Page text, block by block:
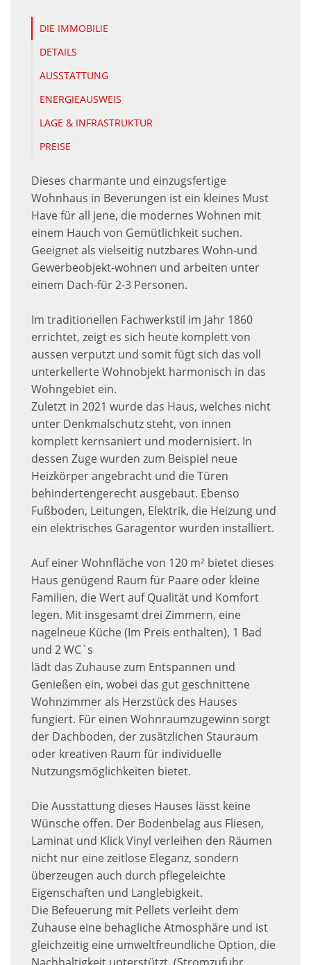
DIE IMMOBILIE
DETAILS
AUSSTATTUNG
ENERGIEAUSWEIS
LAGE & INFRASTRUKTUR
PREISE
Dieses charmante und einzugsfertige
Wohnhaus in Beverungen ist ein kleines Must
Have für all jene, die modernes Wohnen mit
einem Hauch von Gemütlichkeit suchen.
Geeignet als vielseitig nutzbares Wohn-und
Gewerbeobjekt-wohnen und arbeiten unter
einem Dach-für 2-3 Personen.
Im traditionellen Fachwerkstil im Jahr 1860
errichtet, zeigt es sich heute komplett von
aussen verputzt und somit fügt sich das voll
unterkellerte Wohnobjekt harmonisch in das
Wohngebiet ein.
Zuletzt in 2021 wurde das Haus, welches nicht
unter Denkmalschutz steht, von innen
komplett kernsaniert und modernisiert. In
dessen Zuge wurden zum Beispiel neue
Heizkörper angebracht und die Türen
behindertengerecht ausgebaut. Ebenso
Fußboden, Leitungen, Elektrik, die Heizung und
ein elektrisches Garagentor wurden installiert.
Auf einer Wohnfläche von 120 m² bietet dieses
Haus genügend Raum für Paare oder kleine
Familien, die Wert auf Qualität und Komfort
legen. Mit insgesamt drei Zimmern, eine
nagelneue Küche (Im Preis enthalten), 1 Bad
und 2 WC`s
lädt das Zuhause zum Entspannen und
Genießen ein, wobei das gut geschnittene
Wohnzimmer als Herzstück des Hauses
fungiert. Für einen Wohnraumzugewinn sorgt
der Dachboden, der zusätzlichen Stauraum
oder kreativen Raum für individuelle
Nutzungsmöglichkeiten bietet.
Die Ausstattung dieses Hauses lässt keine
Wünsche offen. Der Bodenbelag aus Fliesen,
Laminat und Klick Vinyl verleihen den Räumen
nicht nur eine zeitlose Eleganz, sondern
überzeugen auch durch pflegeleichte
Eigenschaften und Langlebigkeit.
Die Befeuerung mit Pellets verleiht dem
Zuhause eine behagliche Atmosphäre und ist
gleichzeitig eine umweltfreundliche Option, die